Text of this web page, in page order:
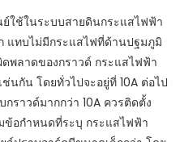
ใช้ในระบบสายดินกระแสไฟฟ้า
แทบไม่มีกระแสไฟที่ด้านปฐมภูมิ
ดพลาดของกราวด์ กระแสไฟฟ้า
กัน โดยทั่วไปจะอยู่ที่ 10A ต่อไป
ราวด์มากกว่า 10A ควรติดตั้ง
ข้อกำหนดที่ระบุ กระแสไฟฟ้า